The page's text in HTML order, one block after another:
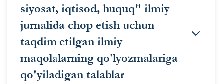
siyosat, iqtisod, huquq" ilmiy
jurnalida chop etish uchun
taqdim etilgan ilmiy
maqolalarning qo'lyozmalariga
qo'yiladigan talablar